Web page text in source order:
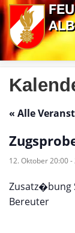
Zum
Inhalt
springen
ALPIN-
« Alle
12. Oktober 20:00-
Zusatz�bung
Bereuter